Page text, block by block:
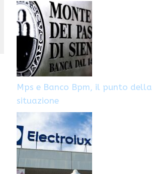
Napoli
Mps e Banco Bpm, il punto della
situazione